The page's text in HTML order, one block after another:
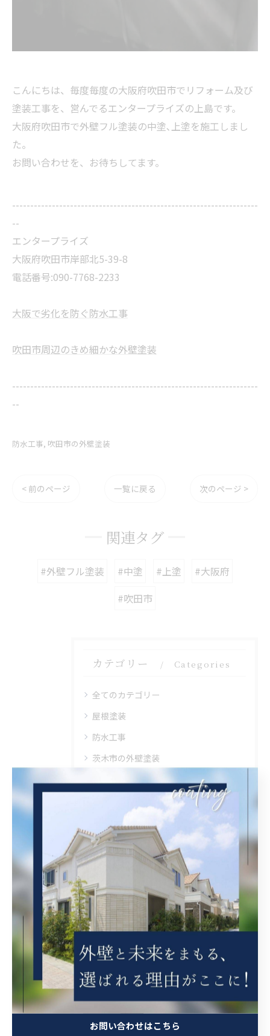
こんにちは、毎度毎度の大阪府吹田市でリフォーム及び
塗装工事を、営んでるエンタープライズの上島です。
大阪府吹田市で外壁フル塗装の中塗､上塗を施工しまし
た。
お問い合わせを、お待ちしてます。
--------------------------------------------------------------------
--
エンタープライズ
大阪府吹田市岸部北5-39-8
電話番号:090-7768-2233
大阪で劣化を防ぐ防水工事
吹田市周辺のきめ細かな外壁塗装
--------------------------------------------------------------------
--
防水工事 吹田市の外壁塗装
< 前のページ 一覧に戻る 次のページ >
関連タグ
#外壁フル塗装 #中塗 #上塗
#大阪府
#吹田市
カテゴリー Categories
全てのカテゴリー
屋根塗装
防水工事
茨木市の外壁塗装
豊中市の外壁塗装
最近の投稿
Recent
2026/08/07
2026/08/06
大阪府吹田市に外壁フル塗装､シーリング工事､ベランダ簡易防水工事､エアコン脱却の現地調査に行きました。
お問い合わせはこちら